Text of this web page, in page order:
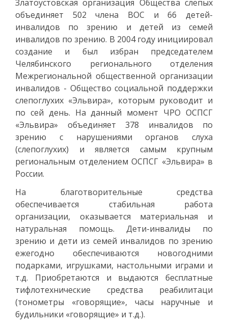
Златоустовская организация Общества слепых
объединяет 502 члена ВОС и 66 детей-
инвалидов по зрению и детей из семей
инвалидов по зрению. В 2004 году инициировал
создание и был избран председателем
Челябинского регионального отделения
Межрегиональной общественной организации
инвалидов - Общество социальной поддержки
слепоглухих «Эльвира», которым руководит и
по сей день. На данный момент ЧРО ОСПСГ
«Эльвира» объединяет 378 инвалидов по
зрению с нарушениями органов слуха
(слепоглухих) и является самым крупным
региональным отделением ОСПСГ «Эльвира» в
России.
На благотворительные средства
обеспечивается стабильная работа
организации, оказывается материальная и
натуральная помощь. Дети-инвалиды по
зрению и дети из семей инвалидов по зрению
ежегодно обеспечиваются новогодними
подарками, игрушками, настольными играми и
т.д. Приобретаются и выдаются бесплатные
тифлотехнические средства реабилитаци
(тонометры «говорящие», часы наручные и
будильники «говорящие» и т.д.).